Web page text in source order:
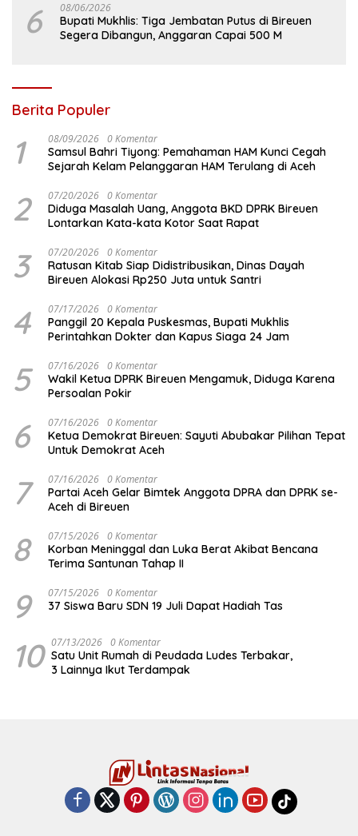
6 08/06/2026
Bupati Mukhlis: Tiga Jembatan Putus di Bireuen
Segera Dibangun, Anggaran Capai 500 M
Berita Populer
1 08/09/2026 0 Komentar
Samsul Bahri Tiyong: Pemahaman HAM Kunci Cegah
Sejarah Kelam Pelanggaran HAM Terulang di Aceh
2 07/20/2026 0 Komentar
Diduga Masalah Uang, Anggota BKD DPRK Bireuen
Lontarkan Kata-kata Kotor Saat Rapat
3 07/20/2026 0 Komentar
Ratusan Kitab Siap Didistribusikan, Dinas Dayah
Bireuen Alokasi Rp250 Juta untuk Santri
4 07/17/2026 0 Komentar
Panggil 20 Kepala Puskesmas, Bupati Mukhlis
Perintahkan Dokter dan Kapus Siaga 24 Jam
5 07/16/2026 0 Komentar
Wakil Ketua DPRK Bireuen Mengamuk, Diduga Karena
Persoalan Pokir
6 07/16/2026 0 Komentar
Ketua Demokrat Bireuen: Sayuti Abubakar Pilihan Tepat
Untuk Demokrat Aceh
7 07/16/2026 0 Komentar
Partai Aceh Gelar Bimtek Anggota DPRA dan DPRK se-
Aceh di Bireuen
8 07/15/2026 0 Komentar
Korban Meninggal dan Luka Berat Akibat Bencana
Terima Santunan Tahap II
9 07/15/2026 0 Komentar
37 Siswa Baru SDN 19 Juli Dapat Hadiah Tas
10 07/13/2026 0 Komentar
Satu Unit Rumah di Peudada Ludes Terbakar,
3 Lainnya Ikut Terdampak